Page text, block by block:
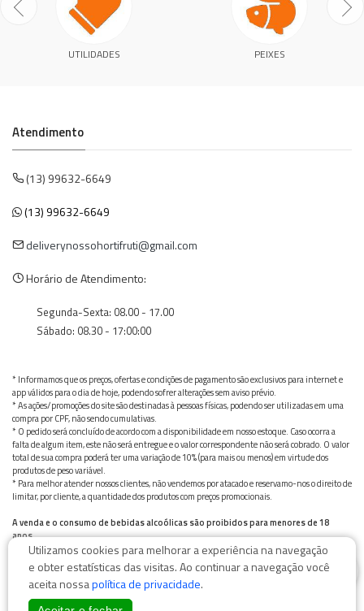
UTILIDADES PEIXES
Atendimento
(13) 99632-6649
(13) 99632-6649
deliverynossohortifruti@gmail.com
Horário de Atendimento:
Segunda-Sexta: 08.00 - 17.00
Sábado: 08.30 - 17:00:00
* Informamos que os preços, ofertas e condições de pagamento são exclusivos para internet e
app válidos para o dia de hoje, podendo sofrer alterações sem aviso prévio.
* As ações/promoções do site são destinadas à pessoas físicas, podendo ser utilizadas em uma
compra por CPF, não sendo cumulativas.
* O pedido será concluído de acordo com a disponibilidade em nosso estoque. Caso ocorra a
falta de algum item, este não será entregue e o valor correspondente não será cobrado. O valor
total de sua compra poderá ter uma variação de 10% (para mais ou menos) em virtude dos
produtos de peso variável.
* Para melhor atender nossos clientes, não vendemos por atacado e reservamo-nos o direito de
limitar, por cliente, a quantidade dos produtos com preços promocionais.
A venda e o consumo de bebidas alcoólicas são proibidos para menores de 18
anos.
Bebida alcoólica pode causar dependência química e, em excesso, provoca graves males à saúde.
Beba com moderação
Utilizamos cookies para melhorar a experiência na navegação
e obter estatísticas das visitas. Ao continuar a navegação você
aceita nossapolítica de privacidade.